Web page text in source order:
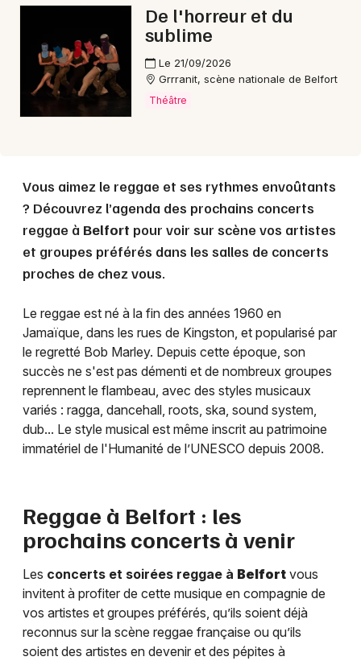
90 - Territoire de Belfort
Mon email
De l'horreur et du
sublime
Le 21/09/2026
Grrranit, scène nationale de Belfort
Théâtre
Vous aimez le reggae et ses rythmes envoûtants
? Découvrez l’agenda des prochains concerts
reggae à Belfort pour voir sur scène vos artistes
et groupes préférés dans les salles de concerts
proches de chez vous.
Le reggae est né à la fin des années 1960 en
Jamaïque, dans les rues de Kingston, et popularisé par
le regretté Bob Marley. Depuis cette époque, son
succès ne s'est pas démenti et de nombreux groupes
reprennent le flambeau, avec des styles musicaux
variés : ragga, dancehall, roots, ska, sound system,
dub... Le style musical est même inscrit au patrimoine
immatériel de l'Humanité de l’UNESCO depuis 2008.
Reggae à Belfort : les
prochains concerts à venir
Les concerts et soirées reggae à Belfort vous
invitent à profiter de cette musique en compagnie de
vos artistes et groupes préférés, qu’ils soient déjà
reconnus sur la scène reggae française ou qu’ils
soient des artistes en devenir et des pépites à